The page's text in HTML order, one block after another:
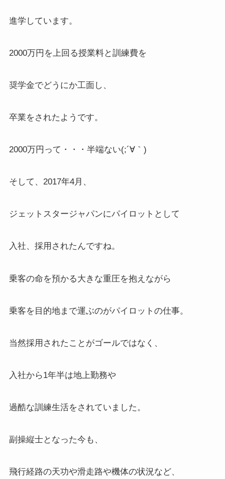
進学しています。
2000万円を上回る授業料と訓練費を
奨学金でどうにか工面し、
卒業をされたようです。
2000万円って・・・半端ない(;´∀｀)
そして、2017年4月、
ジェットスタージャパンにパイロットとして
入社、採用されたんですね。
乗客の命を預かる大きな重圧を抱えながら
乗客を目的地まで運ぶのがパイロットの仕事。
当然採用されたことがゴールではなく、
入社から1年半は地上勤務や
過酷な訓練生活をされていました。
副操縦士となった今も、
飛行経路の天功や滑走路や機体の状況など、